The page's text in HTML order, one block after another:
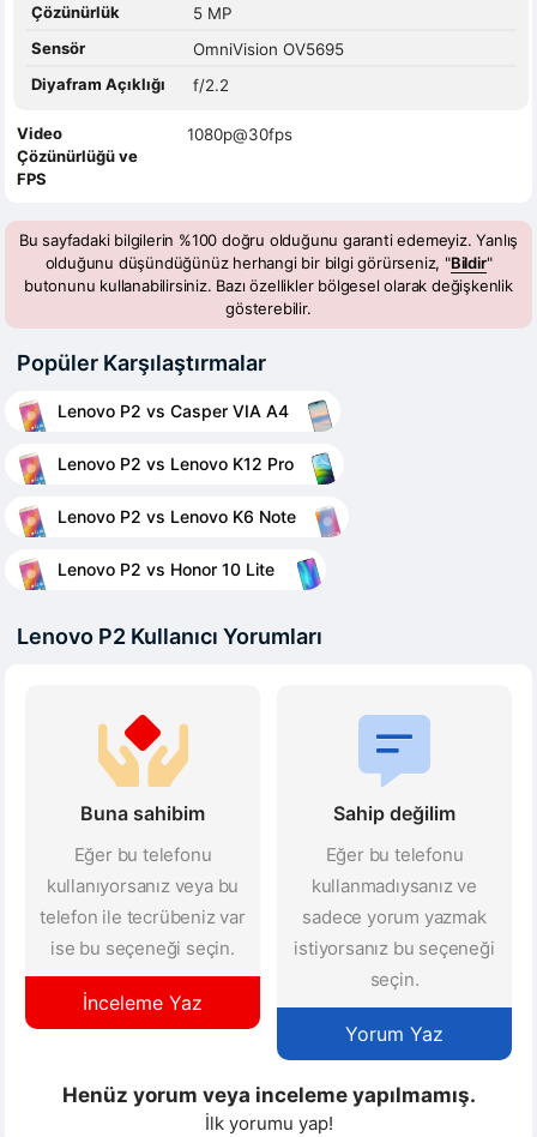
Çözünürlük
5 MP
Sensör
OmniVision OV5695
Diyafram Açıklığı
f/2.2
Video
Çözünürlüğü ve
FPS
1080p@30fps
Bu sayfadaki bilgilerin %100 doğru olduğunu garanti edemeyiz. Yanlış
olduğunu düşündüğünüz herhangi bir bilgi görürseniz, "Bildir"
butonunu kullanabilirsiniz. Bazı özellikler bölgesel olarak değişkenlik
gösterebilir.
Popüler Karşılaştırmalar
Lenovo P2 vs Casper VIA A4
Lenovo P2 vs Lenovo K12 Pro
Lenovo P2 vs Lenovo K6 Note
Lenovo P2 vs Honor 10 Lite
Lenovo P2 Kullanıcı Yorumları
Buna sahibim
Eğer bu telefonu
kullanıyorsanız veya bu
telefon ile tecrübeniz var
ise bu seçeneği seçin.
İnceleme Yaz
Sahip değilim
Eğer bu telefonu
kullanmadıysanız ve
sadece yorum yazmak
istiyorsanız bu seçeneği
seçin.
Yorum Yaz
Henüz yorum veya inceleme yapılmamış.
İlk yorumu yap!